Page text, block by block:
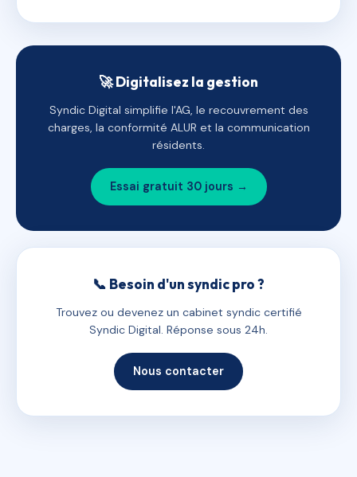
🚀 Digitalisez la gestion
Syndic Digital simplifie l'AG, le recouvrement des
charges, la conformité ALUR et la communication
résidents.
Essai gratuit 30 jours →
📞 Besoin d'un syndic pro ?
Trouvez ou devenez un cabinet syndic certifié
Syndic Digital. Réponse sous 24h.
Nous contacter